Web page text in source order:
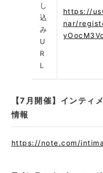
し
込
み
U
R
L
https://
nar/
【7月開催】インティ
情報
https://note.com/